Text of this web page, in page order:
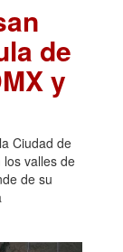
de
y
Ciudad de
valles de
de su